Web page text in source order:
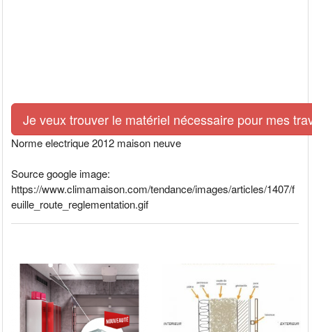
Je veux trouver le matériel nécessaire pour mes
Norme electrique 2012 maison neuve
Source google image:
https://www.climamaison.com/tendance/images/articles/1407/f
euille_route_reglementation.gif